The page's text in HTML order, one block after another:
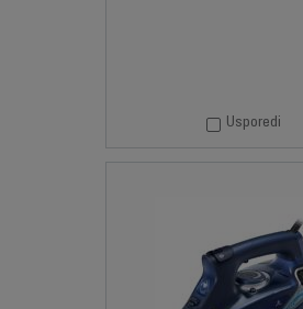
Usporedi